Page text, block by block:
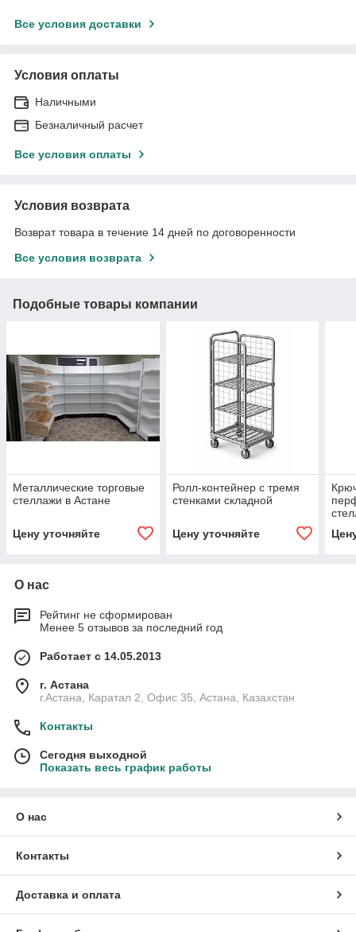
Все условия доставки
Условия оплаты
Наличными
Безналичный расчет
Все условия оплаты
Условия возврата
Возврат товара в течение 14 дней по договоренности
Все условия возврата
Подобные товары компании
Металлические торговые
стеллажи в Астане
Цену уточняйте
Ролл-контейнер с тремя
стенками складной
Цену уточняйте
О нас
Рейтинг не сформирован
Менее 5 отзывов за последний год
Работает с 14.05.2013
г. Астана
г.Астана, Каратал 2, Офис 35, Астана, Казахстан
Контакты
Сегодня выходной
Показать весь график работы
О нас
Контакты
Доставка и оплата